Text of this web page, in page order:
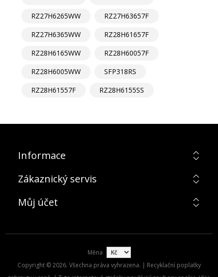
RZ27H6265WW
RZ27H63657F
RZ27H6365WW
RZ28H61657F
RZ28H6165WW
RZ28H60057F
RZ28H6005WW
SFP318RS
RZ28H61557F
RZ28H6155SS
Informace
Zákaznický servis
Můj účet
Měna
Copyright © 2026. Všechna práva vyhrazena. | Recyklační poplatky